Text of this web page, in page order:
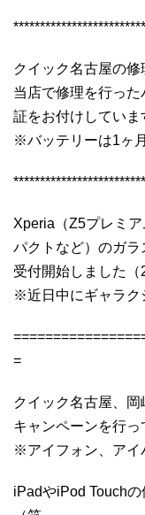
クイック名古屋の修
当店で修理を行っ
証をお付けしていま
※バッテリーは1ヶ
Xperia（Z5プレミ
パクトなど）のガ
受付開始しました（
※近日中にギャラク
=
クイック名古屋、
キャンペーンを行っ
※アイフォン、アイ
iPadやiPod Touch